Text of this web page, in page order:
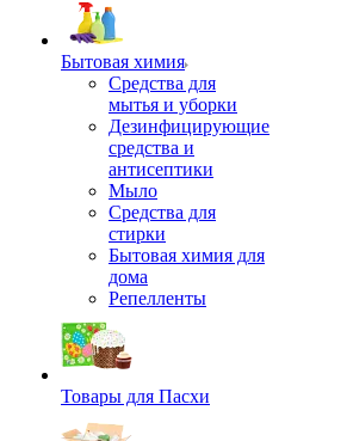
Бытовая химия
Средства для
мытья и уборки
Дезинфицирующие
средства и
антисептики
Мыло
Средства для
стирки
Бытовая химия для
дома
Репелленты
Товары для Пасхи